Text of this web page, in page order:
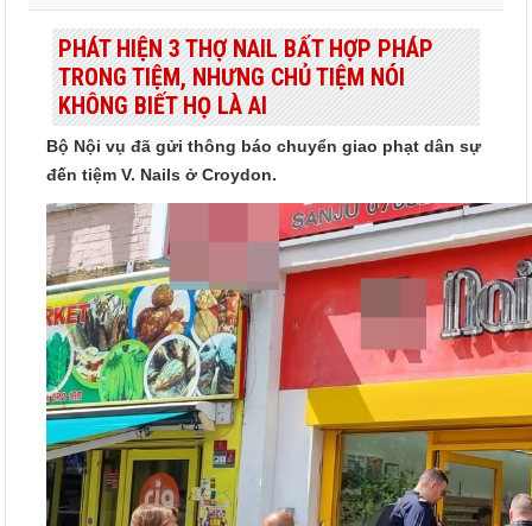
PHÁT HIỆN 3 THỢ NAIL BẤT HỢP PHÁP
TRONG TIỆM, NHƯNG CHỦ TIỆM NÓI
KHÔNG BIẾT HỌ LÀ AI
Bộ Nội vụ đã gửi thông báo chuyển giao phạt dân sự
đến tiệm V. Nails ở Croydon.